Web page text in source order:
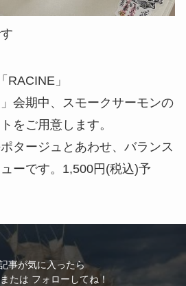
RACINE」
」会期中、スモークサーモンの
をご用意します。
タージュとあわせ、バランス
ーです。1,500円(税込)予
事が気に入ったら
たは フォローしてね！